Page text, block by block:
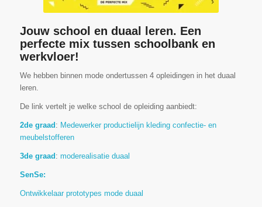
Jouw school en duaal leren. Een
perfecte mix tussen schoolbank en
werkvloer!
We hebben binnen mode ondertussen 4 opleidingen in het duaal
leren.
De link vertelt je welke school de opleiding aanbiedt:
2de graad : Medewerker productielijn kleding confectie- en
meubelstofferen
3de graad : moderealisatie duaal
SenSe:
Ontwikkelaar prototypes mode duaal